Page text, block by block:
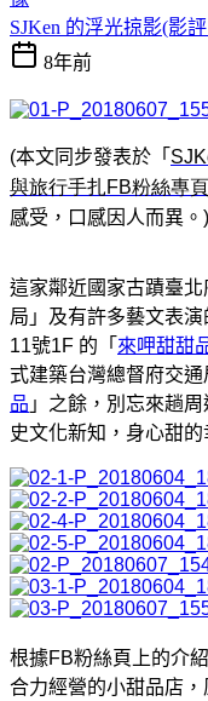
SJKen 的浮光掠影(影
8年前
(本文同步發表於「
與旅行手扎FB粉絲專頁
感受，口感因人而異。 )
這家鄰近國家古蹟臺
局」及有許多藝文表演
11號1F 的「 來呷甜甜
式建築台灣總督府交
品 」之餘，別忘來趟
史文化新知，身心甜的
根據FB粉絲頁上的介
合力經營的小甜品店